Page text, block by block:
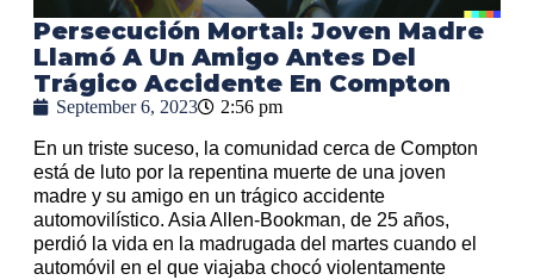
Persecución Mortal: Joven Madre
Llamó A Un Amigo Antes Del
Trágico Accidente En Compton
September 6, 2023 2:56 pm
En un triste suceso, la comunidad cerca de Compton
está de luto por la repentina muerte de una joven
madre y su amigo en un trágico accidente
automovilístico. Asia Allen-Bookman, de 25 años,
perdió la vida en la madrugada del martes cuando el
automóvil en el que viajaba chocó violentamente